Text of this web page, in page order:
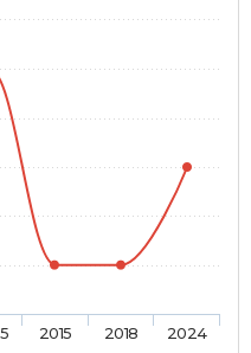
2015 2018 2024